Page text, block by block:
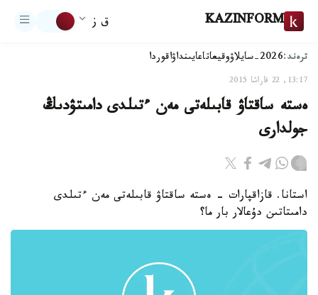
KAZINFORM ق ز
ترەند:2026-سايلاۋ وقيعاتاعايىنداۋاقوردا
13:17, 22 قاراشا 2015
ەستە ساقتاۋ قابىلەتى مەن ءتىلدى دامىتۋدىڭ
جولدارى
استانا. قازاقپارات - ەستە ساقتاۋ قابىلەتى مەن ءتىلدى
دامىتاتىن دۇعالار بار ما؟